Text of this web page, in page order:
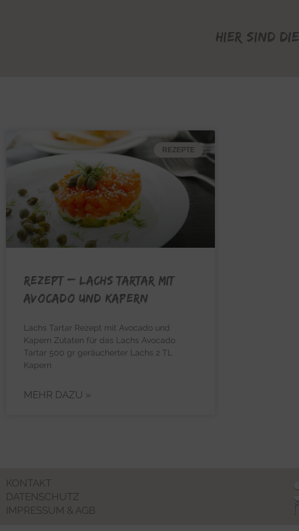
Hier sind
REZEPTE
REZEPT – Lachs Tartar mit
Avocado und Kapern
Lachs Tartar Rezept mit Avocado und
Kapern Zutaten für das Lachs Avocado
Tartar 500 gr geräucherter Lachs 2 TL
Kapern
MEHR DAZU »
KONTAKT
DATENSCHUTZ
IMPRESSUM & AGB